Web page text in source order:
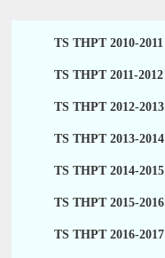
TS THPT 2010-2011
TS THPT 2011-2012
TS THPT 2012-2013
TS THPT 2013-2014
TS THPT 2014-2015
TS THPT 2015-2016
TS THPT 2016-2017